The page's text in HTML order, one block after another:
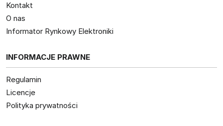
Kontakt
O nas
Informator Rynkowy Elektroniki
INFORMACJE PRAWNE
Regulamin
Licencje
Polityka prywatności